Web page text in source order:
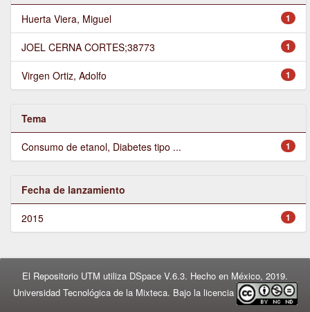
1
Huerta Viera, Miguel
1
JOEL CERNA CORTES;38773
1
Virgen Ortiz, Adolfo
Tema
1
Consumo de etanol, Diabetes tipo ...
Fecha de lanzamiento
1
2015
El Repositorio UTM utiliza DSpace V.6.3. Hecho en México, 2019.
Universidad Tecnológica de la Mixteca. Bajo la licencia